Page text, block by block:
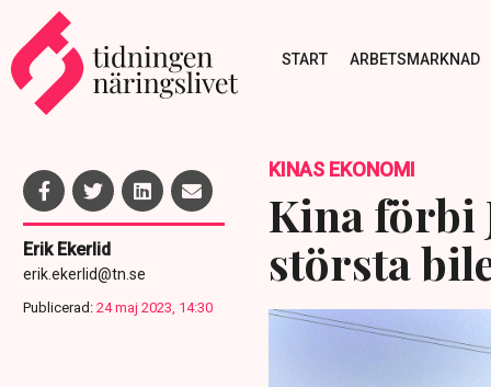
START ARBETSMARKNAD
Erik Ekerlid
erik.ekerlid@tn.se
Publicerad: 24 maj 2023, 14:30
KINAS EKONOMI
Kina förbi
största